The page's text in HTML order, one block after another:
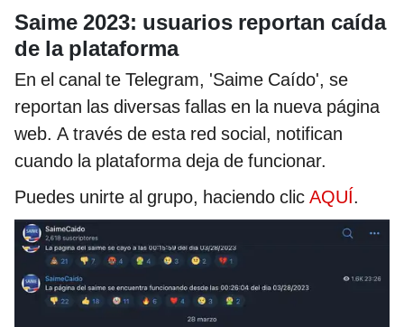
Saime 2023: usuarios reportan caída
de la plataforma
En el canal te Telegram, 'Saime Caído', se
reportan las diversas fallas en la nueva página
web. A través de esta red social, notifican
cuando la plataforma deja de funcionar.
Puedes unirte al grupo, haciendo clic AQUÍ.